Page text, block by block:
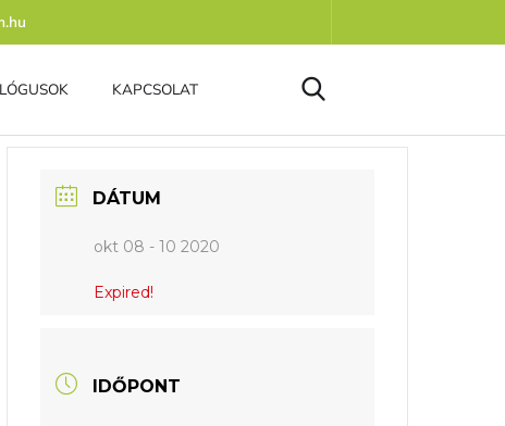
KAPCSOLAT
DÁTUM
okt 08 - 10 2020
Expired!
IDŐPONT